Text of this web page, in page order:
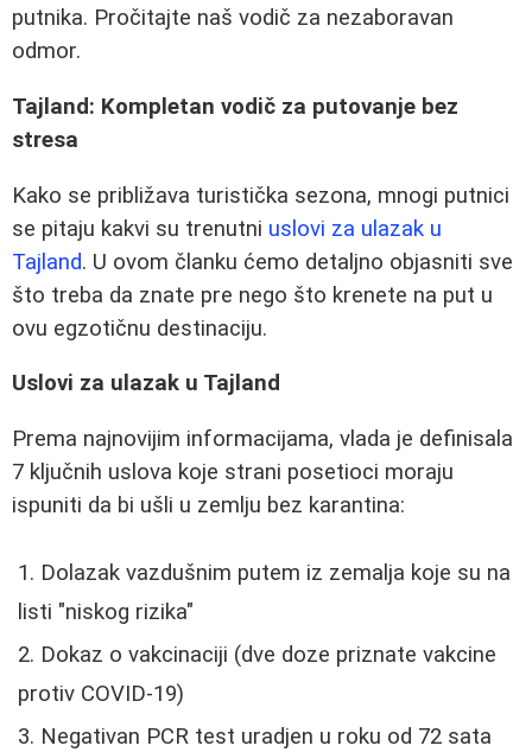
putnika. Pročitajte naš vodič za nezaboravan
odmor.
Tajland: Kompletan vodič za putovanje bez
stresa
Kako se približava turistička sezona, mnogi putnici
se pitaju kakvi su trenutni uslovi za ulazak u
Tajland. U ovom članku ćemo detaljno objasniti sve
što treba da znate pre nego što krenete na put u
ovu egzotičnu destinaciju.
Uslovi za ulazak u Tajland
Prema najnovijim informacijama, vlada je definisala
7 ključnih uslova koje strani posetioci moraju
ispuniti da bi ušli u zemlju bez karantina:
Dolazak vazdušnim putem iz zemalja koje su na
listi "niskog rizika"
Dokaz o vakcinaciji (dve doze priznate vakcine
protiv COVID-19)
Negativan PCR test uradjen u roku od 72 sata